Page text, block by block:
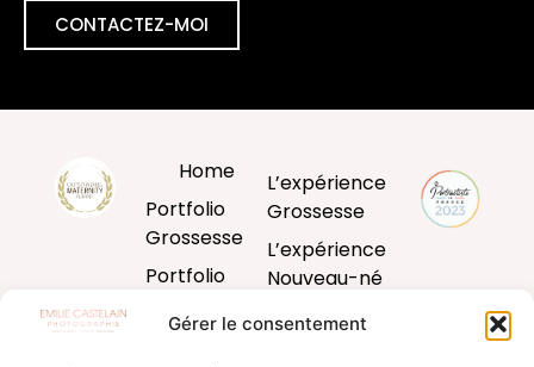
Gérer le consentement
CONTACTEZ-MOI
Home
Portfolio
Grossesse
Portfolio
L’expérience
Grossesse
L’expérience
Nouveau-né
L’expérience